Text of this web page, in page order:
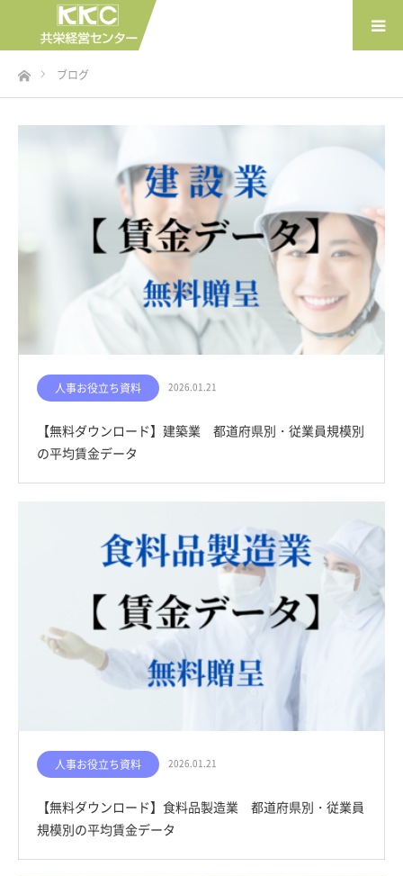
ホームブログ
人事お役立ち資料 2026.01.21
【無料ダウンロード】建築業 都道府県別・従業員規模別
の平均賃金データ
人事お役立ち資料 2026.01.21
【無料ダウンロード】食料品製造業 都道府県別・従業員
規模別の平均賃金データ